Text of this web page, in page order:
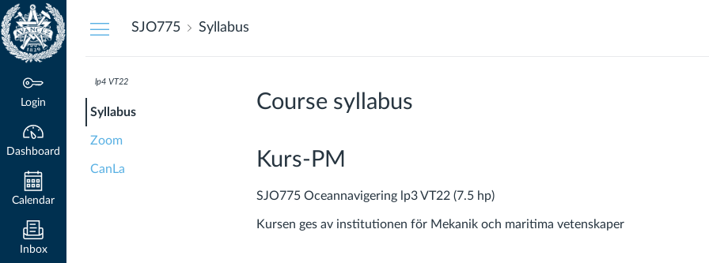
Dashboard
Login
Dashboard
Calendar
Inbox
SJO775 Syllabus
lp4 VT22
Syllabus
Zoom
CanLa
Course syllabus
Kurs-PM
SJO775 Oceannavigering lp3 VT22 (7.5 hp)
Kursen ges av institutionen för Mekanik och maritima vetenskaper